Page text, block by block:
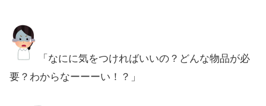
「なにに気をつければいいの？どんな物品が必
要？わからなーーーい！？」